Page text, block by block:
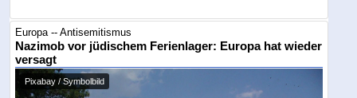
Europa -- Antisemitismus
Nazimob vor jüdischem Ferienlager: Europa hat wieder
versagt
Pixabay / Symbolbild